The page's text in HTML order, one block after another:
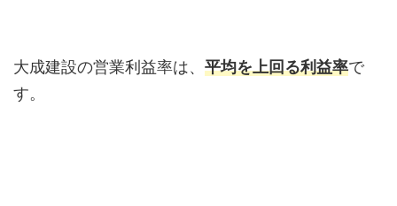
大成建設の営業利益率は、 平均を上回る利益率で
す。